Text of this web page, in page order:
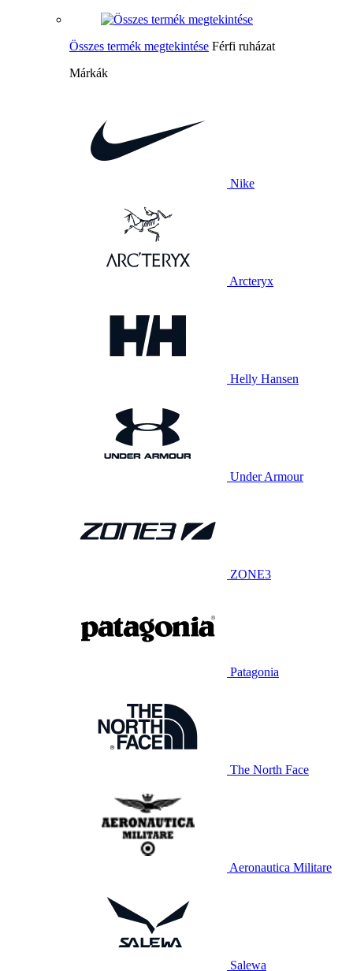
Összes termék megtekintése Férfi ruházat
Márkák
Nike
Arcteryx
Helly Hansen
Under Armour
ZONE3
Patagonia
The North Face
Aeronautica Militare
Salewa